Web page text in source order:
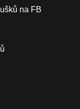
na FB